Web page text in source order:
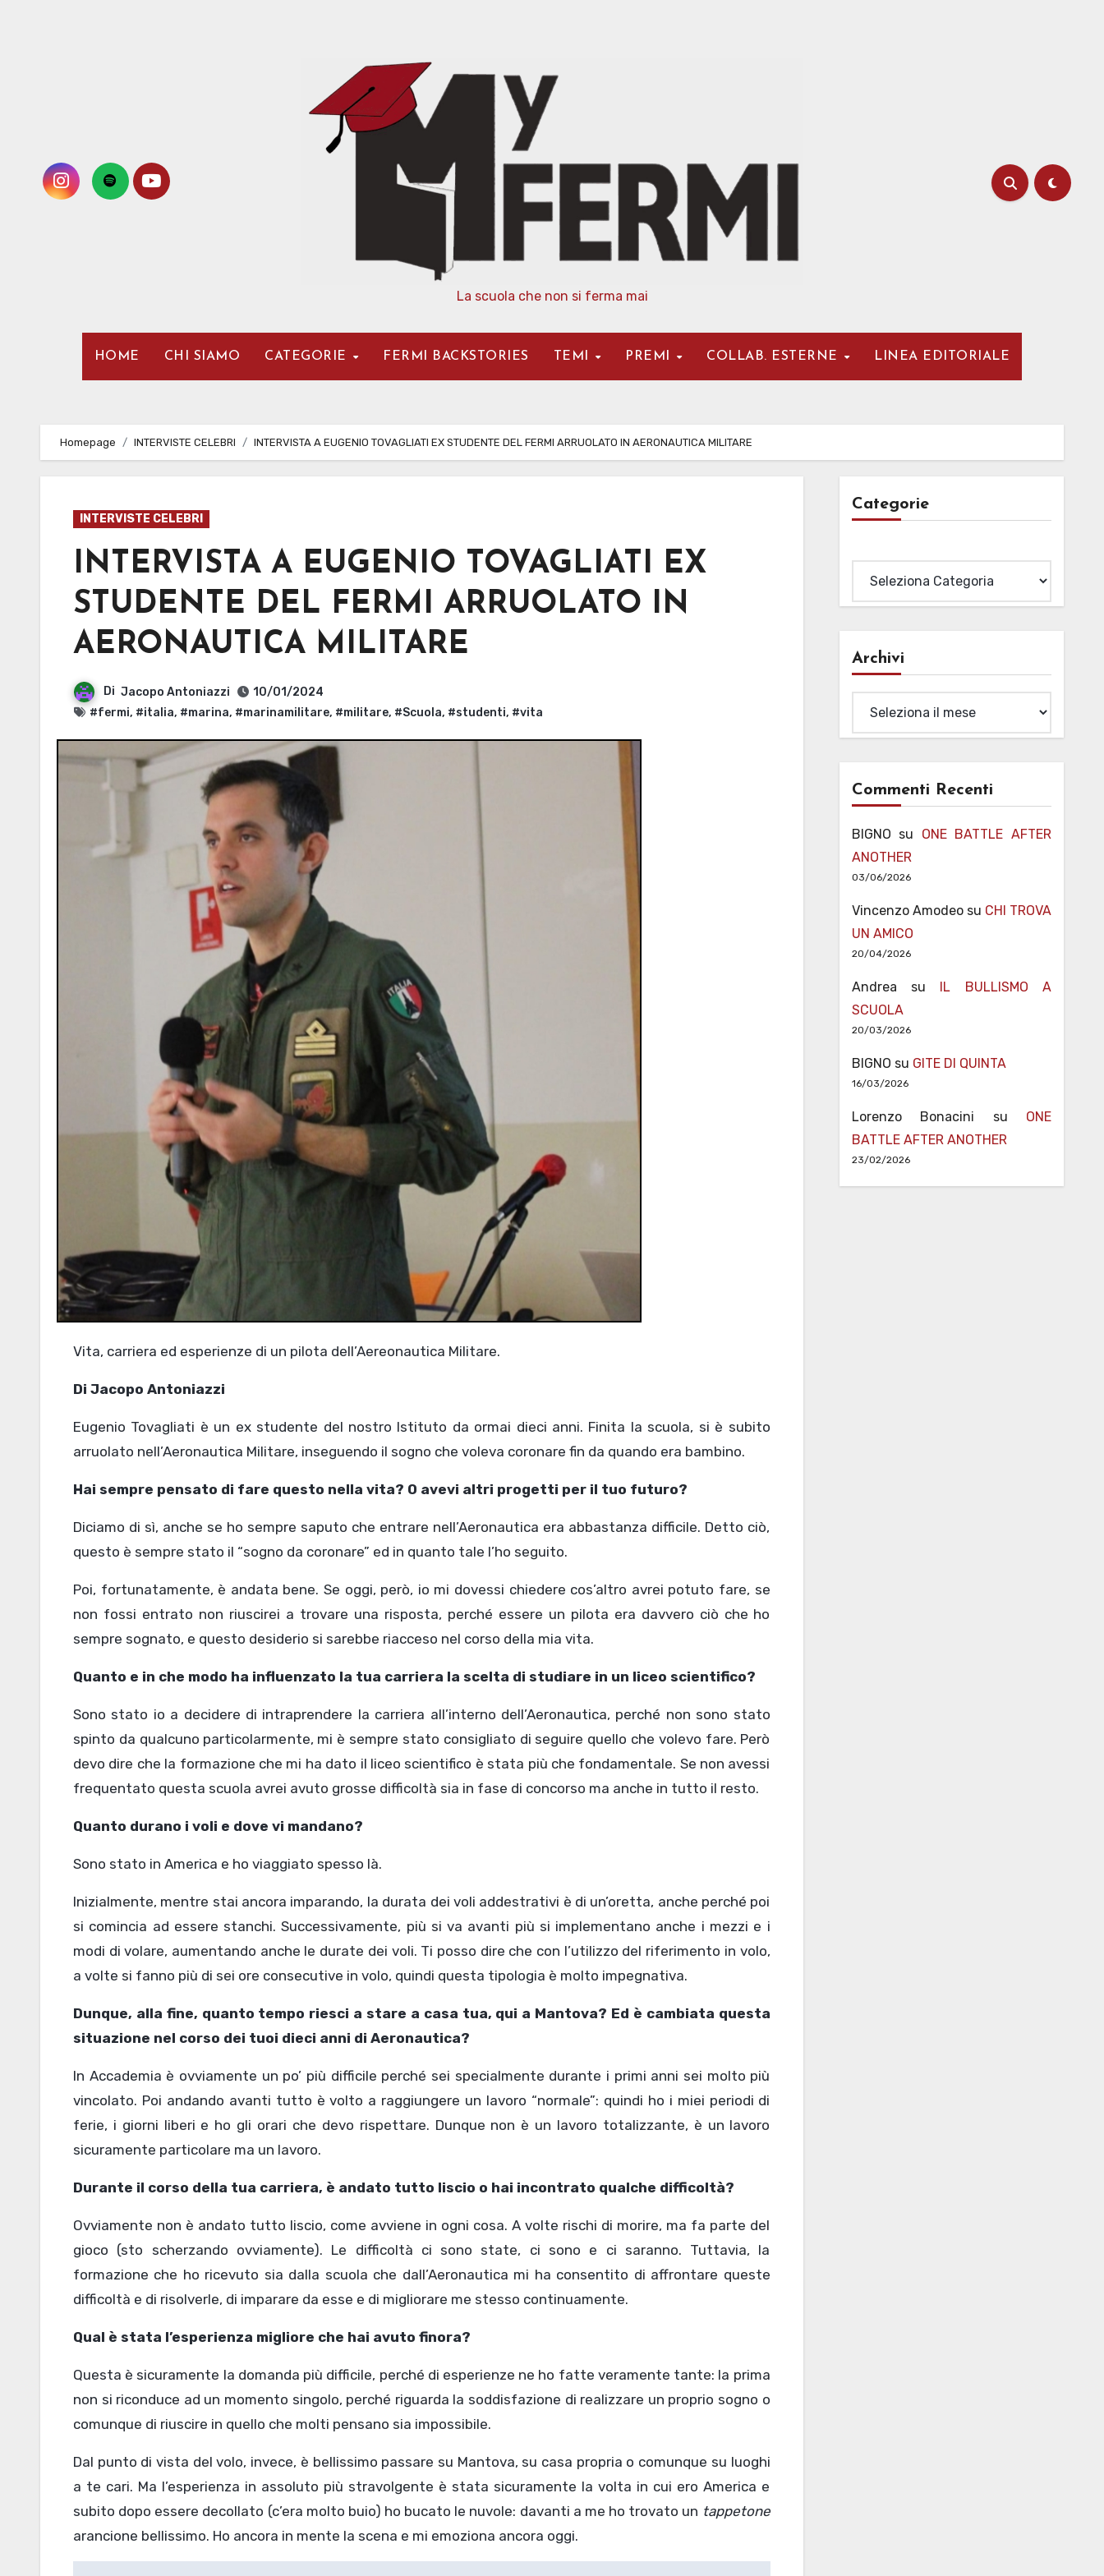
La scuola che non si ferma mai
HOME CHI SIAMO CATEGORIE FERMI BACKSTORIES TEMI PREMI COLLAB. ESTERNE LINEA EDITORIALE
Homepage INTERVISTE CELEBRI INTERVISTA A EUGENIO TOVAGLIATI EX STUDENTE DEL FERMI ARRUOLATO IN AERONAUTICA MILITARE
INTERVISTE CELEBRI
INTERVISTA A EUGENIO TOVAGLIATI EX
STUDENTE DEL FERMI ARRUOLATO IN
AERONAUTICA MILITARE
Di Jacopo Antoniazzi
10/01/2024
#fermi, #italia, #marina, #marinamilitare, #militare, #Scuola, #studenti, #vita
Vita, carriera ed esperienze di un pilota dell’Aereonautica Militare.
Di Jacopo Antoniazzi
Eugenio Tovagliati è un ex studente del nostro Istituto da ormai dieci anni. Finita la scuola, si è subito
arruolato nell’Aeronautica Militare, inseguendo il sogno che voleva coronare fin da quando era bambino.
Hai sempre pensato di fare questo nella vita? O avevi altri progetti per il tuo futuro?
Diciamo di sì, anche se ho sempre saputo che entrare nell’Aeronautica era abbastanza difficile. Detto ciò,
questo è sempre stato il “sogno da coronare” ed in quanto tale l’ho seguito.
Poi, fortunatamente, è andata bene. Se oggi, però, io mi dovessi chiedere cos’altro avrei potuto fare, se
non fossi entrato non riuscirei a trovare una risposta, perché essere un pilota era davvero ciò che ho
sempre sognato, e questo desiderio si sarebbe riacceso nel corso della mia vita.
Quanto e in che modo ha influenzato la tua carriera la scelta di studiare in un liceo scientifico?
Sono stato io a decidere di intraprendere la carriera all’interno dell’Aeronautica, perché non sono stato
spinto da qualcuno particolarmente, mi è sempre stato consigliato di seguire quello che volevo fare. Però
devo dire che la formazione che mi ha dato il liceo scientifico è stata più che fondamentale. Se non avessi
frequentato questa scuola avrei avuto grosse difficoltà sia in fase di concorso ma anche in tutto il resto.
Quanto durano i voli e dove vi mandano?
Sono stato in America e ho viaggiato spesso là.
Inizialmente, mentre stai ancora imparando, la durata dei voli addestrativi è di un’oretta, anche perché poi
si comincia ad essere stanchi. Successivamente, più si va avanti più si implementano anche i mezzi e i
modi di volare, aumentando anche le durate dei voli. Ti posso dire che con l’utilizzo del riferimento in volo,
a volte si fanno più di sei ore consecutive in volo, quindi questa tipologia è molto impegnativa.
Dunque, alla fine, quanto tempo riesci a stare a casa tua, qui a Mantova? Ed è cambiata questa
situazione nel corso dei tuoi dieci anni di Aeronautica?
In Accademia è ovviamente un po’ più difficile perché sei specialmente durante i primi anni sei molto più
vincolato. Poi andando avanti tutto è volto a raggiungere un lavoro “normale”: quindi ho i miei periodi di
ferie, i giorni liberi e ho gli orari che devo rispettare. Dunque non è un lavoro totalizzante, è un lavoro
sicuramente particolare ma un lavoro.
Durante il corso della tua carriera, è andato tutto liscio o hai incontrato qualche difficoltà?
Ovviamente non è andato tutto liscio, come avviene in ogni cosa. A volte rischi di morire, ma fa parte del
gioco (sto scherzando ovviamente). Le difficoltà ci sono state, ci sono e ci saranno. Tuttavia, la
formazione che ho ricevuto sia dalla scuola che dall’Aeronautica mi ha consentito di affrontare queste
difficoltà e di risolverle, di imparare da esse e di migliorare me stesso continuamente.
Qual è stata l’esperienza migliore che hai avuto finora?
Questa è sicuramente la domanda più difficile, perché di esperienze ne ho fatte veramente tante: la prima
non si riconduce ad un momento singolo, perché riguarda la soddisfazione di realizzare un proprio sogno o
comunque di riuscire in quello che molti pensano sia impossibile.
Dal punto di vista del volo, invece, è bellissimo passare su Mantova, su casa propria o comunque su luoghi
a te cari. Ma l’esperienza in assoluto più stravolgente è stata sicuramente la volta in cui ero America e
subito dopo essere decollato (c’era molto buio) ho bucato le nuvole: davanti a me ho trovato un tappetone
arancione bellissimo. Ho ancora in mente la scena e mi emoziona ancora oggi.
Categorie
Archivi
Commenti Recenti
BIGNO su ONE BATTLE AFTER
ANOTHER
03/06/2026
Vincenzo Amodeosu CHI TROVA
UN AMICO
20/04/2026
Andrea su
IL BULLISMO A
SCUOLA
20/03/2026
BIGNO su GITE DI QUINTA
16/03/2026
Lorenzo Bonacini su ONE
BATTLE AFTER ANOTHER
23/02/2026